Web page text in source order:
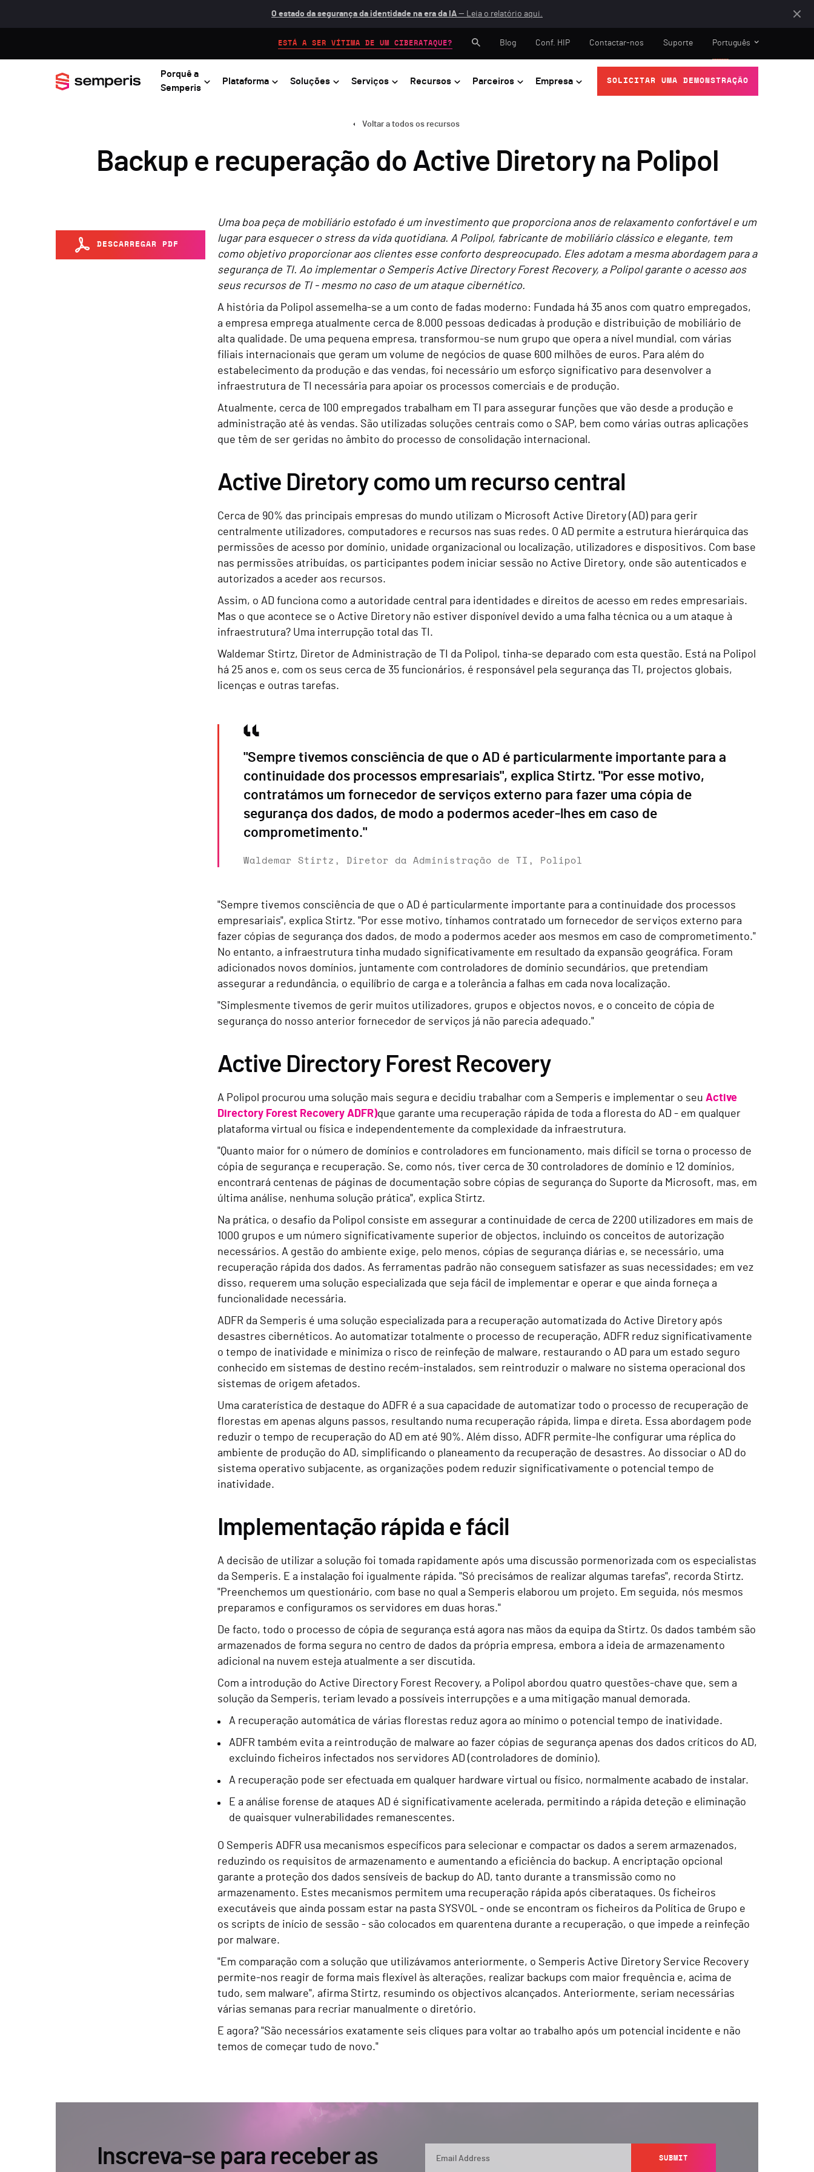
O estado da segurança da identidade na era da IA — Leia o relatório aqui.
Porquê a
Semperis
Plataforma Soluções Serviços Recursos Parceiros Empresa SOLICITAR UMA DEMONSTRAÇÃO
ESTÁ A SER VÍTIMA DE UM CIBERATAQUE? Blog Conf. HIP Contactar-nos Suporte Português
Voltar a todos os recursos
Backup e recuperação do Active Diretory na Polipol
DESCARREGAR PDF
Uma boa peça de mobiliário estofado é um investimento que proporciona anos de relaxamento confortável e um
lugar para esquecer o stress da vida quotidiana. A Polipol, fabricante de mobiliário clássico e elegante, tem
como objetivo proporcionar aos clientes esse conforto despreocupado. Eles adotam a mesma abordagem para a
segurança de TI. Ao implementar o Semperis Active Directory Forest Recovery, a Polipol garante o acesso aos
seus recursos de TI - mesmo no caso de um ataque cibernético.
A história da Polipol assemelha-se a um conto de fadas moderno: Fundada há 35 anos com quatro empregados,
a empresa emprega atualmente cerca de 8.000 pessoas dedicadas à produção e distribuição de mobiliário de
alta qualidade. De uma pequena empresa, transformou-se num grupo que opera a nível mundial, com várias
filiais internacionais que geram um volume de negócios de quase 600 milhões de euros. Para além do
estabelecimento da produção e das vendas, foi necessário um esforço significativo para desenvolver a
infraestrutura de TI necessária para apoiar os processos comerciais e de produção.
Atualmente, cerca de 100 empregados trabalham em TI para assegurar funções que vão desde a produção e
administração até às vendas. São utilizadas soluções centrais como o SAP, bem como várias outras aplicações
que têm de ser geridas no âmbito do processo de consolidação internacional.
Active Diretory como um recurso central
Cerca de 90% das principais empresas do mundo utilizam o Microsoft Active Diretory (AD) para gerir
centralmente utilizadores, computadores e recursos nas suas redes. O AD permite a estrutura hierárquica das
permissões de acesso por domínio, unidade organizacional ou localização, utilizadores e dispositivos. Com base
nas permissões atribuídas, os participantes podem iniciar sessão no Active Diretory, onde são autenticados e
autorizados a aceder aos recursos.
Assim, o AD funciona como a autoridade central para identidades e direitos de acesso em redes empresariais.
Mas o que acontece se o Active Diretory não estiver disponível devido a uma falha técnica ou a um ataque à
infraestrutura? Uma interrupção total das TI.
Waldemar Stirtz, Diretor de Administração de TI da Polipol, tinha-se deparado com esta questão. Está na Polipol
há 25 anos e, com os seus cerca de 35 funcionários, é responsável pela segurança das TI, projectos globais,
licenças e outras tarefas.
"Sempre tivemos consciência de que o AD é particularmente importante para a
continuidade dos processos empresariais", explica Stirtz. "Por esse motivo,
contratámos um fornecedor de serviços externo para fazer uma cópia de
segurança dos dados, de modo a podermos aceder-lhes em caso de
comprometimento."
Waldemar Stirtz, Diretor da Administração de TI, Polipol
"Sempre tivemos consciência de que o AD é particularmente importante para a continuidade dos processos
empresariais", explica Stirtz. "Por esse motivo, tínhamos contratado um fornecedor de serviços externo para
fazer cópias de segurança dos dados, de modo a podermos aceder aos mesmos em caso de comprometimento."
No entanto, a infraestrutura tinha mudado significativamente em resultado da expansão geográfica. Foram
adicionados novos domínios, juntamente com controladores de domínio secundários, que pretendiam
assegurar a redundância, o equilíbrio de carga e a tolerância a falhas em cada nova localização.
"Simplesmente tivemos de gerir muitos utilizadores, grupos e objectos novos, e o conceito de cópia de
segurança do nosso anterior fornecedor de serviços já não parecia adequado."
Active Directory Forest Recovery
A Polipol procurou uma solução mais segura e decidiu trabalhar com a Semperis e implementar o seu Active
Directory Forest Recovery ADFR)que garante uma recuperação rápida de toda a floresta do AD - em qualquer
plataforma virtual ou física e independentemente da complexidade da infraestrutura.
"Quanto maior for o número de domínios e controladores em funcionamento, mais difícil se torna o processo de
cópia de segurança e recuperação. Se, como nós, tiver cerca de 30 controladores de domínio e 12 domínios,
encontrará centenas de páginas de documentação sobre cópias de segurança do Suporte da Microsoft, mas, em
última análise, nenhuma solução prática", explica Stirtz.
Na prática, o desafio da Polipol consiste em assegurar a continuidade de cerca de 2200 utilizadores em mais de
1000 grupos e um número significativamente superior de objectos, incluindo os conceitos de autorização
necessários. A gestão do ambiente exige, pelo menos, cópias de segurança diárias e, se necessário, uma
recuperação rápida dos dados. As ferramentas padrão não conseguem satisfazer as suas necessidades; em vez
disso, requerem uma solução especializada que seja fácil de implementar e operar e que ainda forneça a
funcionalidade necessária.
ADFR da Semperis é uma solução especializada para a recuperação automatizada do Active Diretory após
desastres cibernéticos. Ao automatizar totalmente o processo de recuperação, ADFR reduz significativamente
o tempo de inatividade e minimiza o risco de reinfeção de malware, restaurando o AD para um estado seguro
conhecido em sistemas de destino recém-instalados, sem reintroduzir o malware no sistema operacional dos
sistemas de origem afetados.
Uma caraterística de destaque do ADFR é a sua capacidade de automatizar todo o processo de recuperação de
florestas em apenas alguns passos, resultando numa recuperação rápida, limpa e direta. Essa abordagem pode
reduzir o tempo de recuperação do AD em até 90%. Além disso, ADFR permite-lhe configurar uma réplica do
ambiente de produção do AD, simplificando o planeamento da recuperação de desastres. Ao dissociar o AD do
sistema operativo subjacente, as organizações podem reduzir significativamente o potencial tempo de
inatividade.
Implementação rápida e fácil
A decisão de utilizar a solução foi tomada rapidamente após uma discussão pormenorizada com os especialistas
da Semperis. E a instalação foi igualmente rápida. "Só precisámos de realizar algumas tarefas", recorda Stirtz.
"Preenchemos um questionário, com base no qual a Semperis elaborou um projeto. Em seguida, nós mesmos
preparamos e configuramos os servidores em duas horas."
De facto, todo o processo de cópia de segurança está agora nas mãos da equipa da Stirtz. Os dados também são
armazenados de forma segura no centro de dados da própria empresa, embora a ideia de armazenamento
adicional na nuvem esteja atualmente a ser discutida.
Com a introdução do Active Directory Forest Recovery, a Polipol abordou quatro questões-chave que, sem a
solução da Semperis, teriam levado a possíveis interrupções e a uma mitigação manual demorada.
A recuperação automática de várias florestas reduz agora ao mínimo o potencial tempo de inatividade.
ADFR também evita a reintrodução de malware ao fazer cópias de segurança apenas dos dados críticos do AD,
excluindo ficheiros infectados nos servidores AD (controladores de domínio).
A recuperação pode ser efectuada em qualquer hardware virtual ou físico, normalmente acabado de instalar.
E a análise forense de ataques AD é significativamente acelerada, permitindo a rápida deteção e eliminação
de quaisquer vulnerabilidades remanescentes.
O Semperis ADFR usa mecanismos específicos para selecionar e compactar os dados a serem armazenados,
reduzindo os requisitos de armazenamento e aumentando a eficiência do backup. A encriptação opcional
garante a proteção dos dados sensíveis de backup do AD, tanto durante a transmissão como no
armazenamento. Estes mecanismos permitem uma recuperação rápida após ciberataques. Os ficheiros
executáveis que ainda possam estar na pasta SYSVOL - onde se encontram os ficheiros da Política de Grupo e
os scripts de início de sessão - são colocados em quarentena durante a recuperação, o que impede a reinfeção
por malware.
"Em comparação com a solução que utilizávamos anteriormente, o Semperis Active Diretory Service Recovery
permite-nos reagir de forma mais flexível às alterações, realizar backups com maior frequência e, acima de
tudo, sem malware", afirma Stirtz, resumindo os objectivos alcançados. Anteriormente, seriam necessárias
várias semanas para recriar manualmente o diretório.
E agora? "São necessários exatamente seis cliques para voltar ao trabalho após um potencial incidente e não
temos de começar tudo de novo."
Inscreva-se para receber as
SUBMIT